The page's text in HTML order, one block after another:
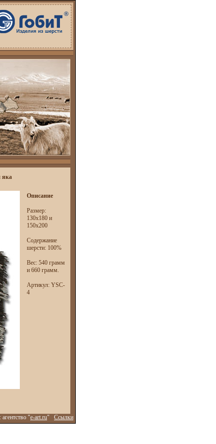
яка
Описание
Размер:
130х180 и
150х200
Содержание
шерсти: 100%
Вес: 540 грамм
и 660 грамм.
Артикул: YSC-
4
"e-art.ru" Ссылки